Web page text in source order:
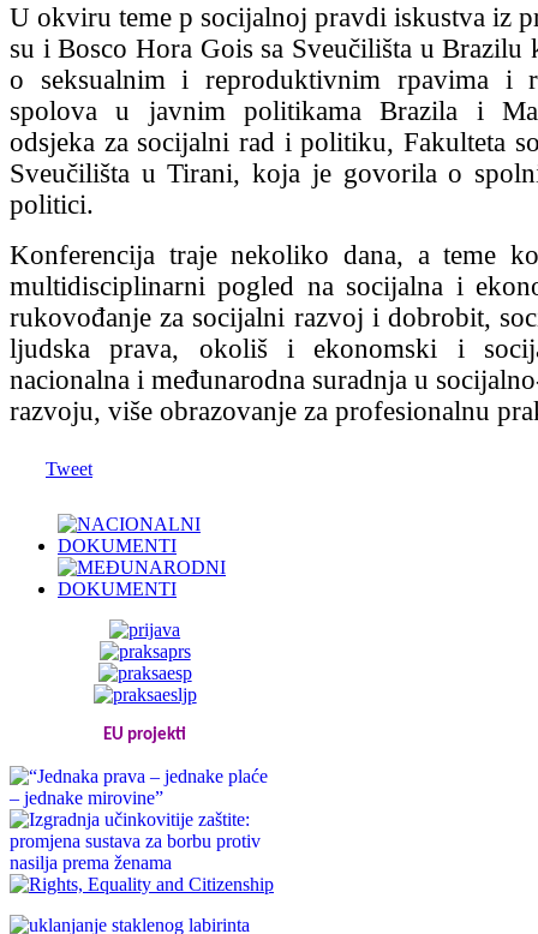
U okviru teme p socijalnoj pravdi iskustva iz
su i Bosco Hora Gois sa Sveučilišta u
o seksualnim i reproduktivnim rpavima i
spolova u javnim politikama Brazila i
odsjeka za socijalni rad i politiku, Fakulteta
Sveučilišta u Tirani, koja je govorila o
politici.
Konferencija traje nekoliko dana, a teme
multidisciplinarni pogled na socijalna i
rukovođanje za socijalni razvoj i dobrobit,
ljudska prava, okoliš i ekonomski i
nacionalna i međunarodna suradnja u
razvoju, više obrazovanje za profesionalnu
Tweet
EU projekti